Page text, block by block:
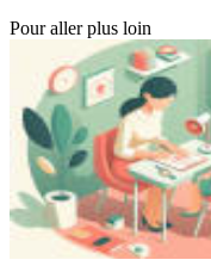
Pour aller plus loin